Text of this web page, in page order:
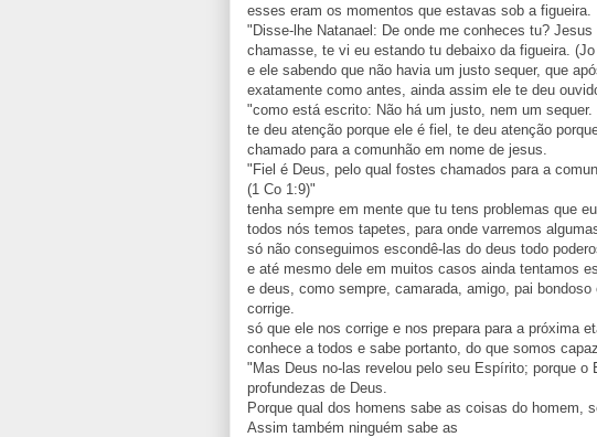
esses eram os momentos que estavas sob a figueira.
"Disse-lhe Natanael: De onde me conheces tu?
chamasse, te vi eu estando tu debaixo da figueira. (Jo
e ele sabendo que não havia um justo sequer, que
exatamente como antes, ainda assim ele te deu
"como está escrito: Não há um justo, nem um sequer.
te deu atenção porque ele é fiel, te deu atenção
chamado para a comunhão em nome de jesus.
"Fiel é Deus, pelo qual fostes chamados para a
(1 Co 1:9)"
tenha sempre em mente que tu tens problemas que
todos nós temos tapetes, para onde varremos
só não conseguimos escondê-las do deus todo
e até mesmo dele em muitos casos ainda tentamos
e deus, como sempre, camarada, amigo, pai
corrige.
só que ele nos corrige e nos prepara para a próxima
conhece a todos e sabe portanto, do que somos
"Mas Deus no-las revelou pelo seu Espírito; porque
profundezas de Deus.
Porque qual dos homens sabe as coisas do homem,
Assim também ninguém sabe as